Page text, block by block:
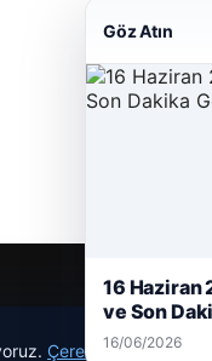
23/06/2026
Çerez Politikamız
Göz Atın
16 Haziran
ve Son
16/06/2026